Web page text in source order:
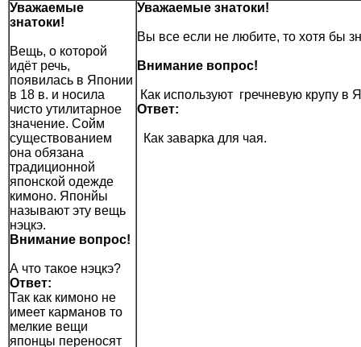
Уважаемые
знатоки!
Вещь, о которой
идёт речь,
появилась в Японии
в 18 в. и носила
чисто утилитарное
значение. Сойм
существованием
она обязана
традиционной
японской одежде
кимоно. Японйы
называют эту вещь
нэцкэ.
Внимание вопрос!
А что такое нэцкэ?
Ответ:
Так как кимоно не
имеет карманов то
мелкие вещи
японцы переносят
Уважаемые знатоки!
Вы все если не любите, то хотя бы
Внимание вопрос!
Как используют гречневую крупу в
Ответ:
Как заварка для чая.